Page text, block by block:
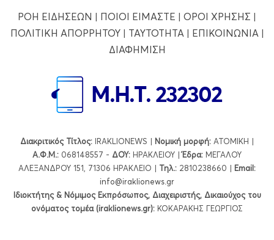
ΡΟΗ ΕΙΔΗΣΕΩΝ | ΠΟΙΟΙ ΕΙΜΑΣΤΕ | ΟΡΟΙ ΧΡΗΣΗΣ |
ΠΟΛΙΤΙΚΗ ΑΠΟΡΡΗΤΟΥ| ΤΑΥΤΟΤΗΤΑ | ΕΠΙΚΟΙΝΩΝΙΑ |
ΔΙΑΦΗΜΙΣΗ
Διακριτικός Τίτλος: IRAKLIONEWS | Νομική μορφή: ΑΤΟΜΙΚΗ |
Α.Φ.Μ.: 068148557 - ΔΟΥ: ΗΡΑΚΛΕΙΟΥ |Έδρα: ΜΕΓΑΛΟΥ
ΑΛΕΞΑΝΔΡΟΥ 151, 71306 ΗΡΑΚΛΕΙΟ | Τηλ.: 2810238660 | Εmail:
info@iraklionews.gr
Ιδιοκτήτης & Νόμιμος Εκπρόσωπος, Διαχειριστής, Δικαιούχος του
ονόματος τομέα (iraklionews.gr): ΚΟΚΑΡΑΚΗΣ ΓΕΩΡΓΙΟΣ